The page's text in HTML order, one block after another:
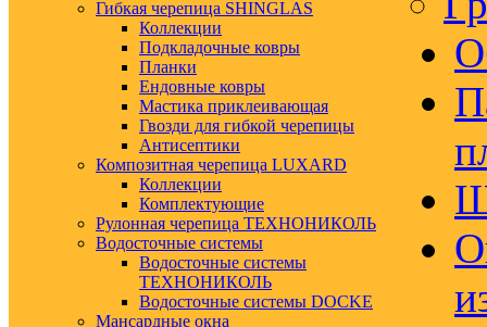
Гибкая черепица SHINGLAS
Коллекции
Подкладочные ковры
Планки
Ендовные ковры
Мастика приклеивающая
Гвозди для гибкой черепицы
Антисептики
Композитная черепица LUXARD
Коллекции
Комплектующие
Рулонная черепица ТЕХНОНИКОЛЬ
Водосточные системы
Водосточные системы
ТЕХНОНИКОЛЬ
Водосточные системы DOCKE
Мансардные окна